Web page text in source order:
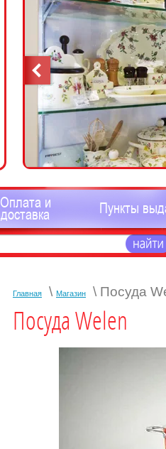
Оплата и
доставка Пункты
Главная \ Магазин \ Посуда
Посуда Welen